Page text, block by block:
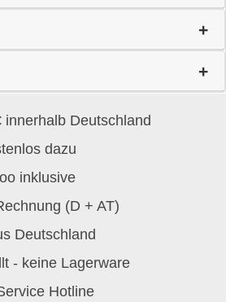
innerhalb Deutschland
dazu
inklusive
(D + AT)
Deutschland
- keine Lagerware
Hotline